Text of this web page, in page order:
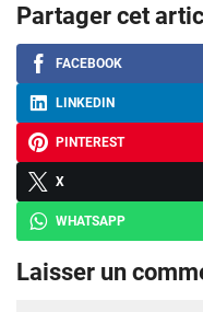
Partager cet
FACEBOOK
LINKEDIN
PINTEREST
X
WHATSAPP
Laisser un